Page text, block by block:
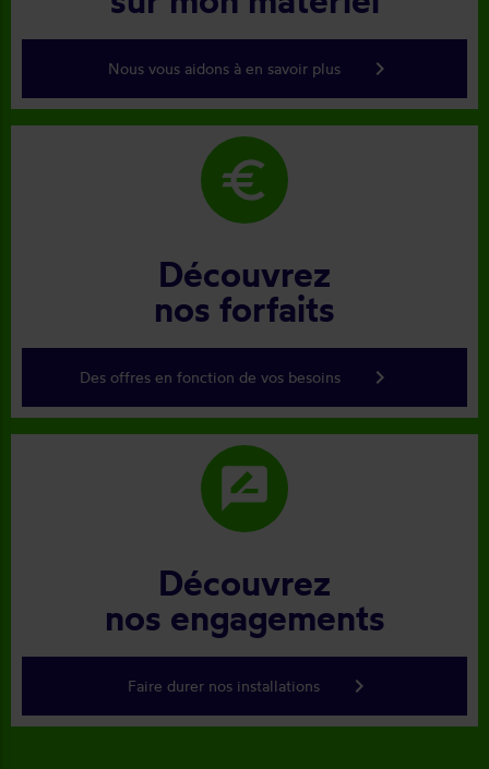
Nous vous aidons à en savoir plus keyboard_arrow_right
euro
Découvrez
nos forfaits
Des offres en fonction de vos besoins keyboard_arrow_right
rate_review
Découvrez
nos engagements
Faire durer nos installations keyboard_arrow_right